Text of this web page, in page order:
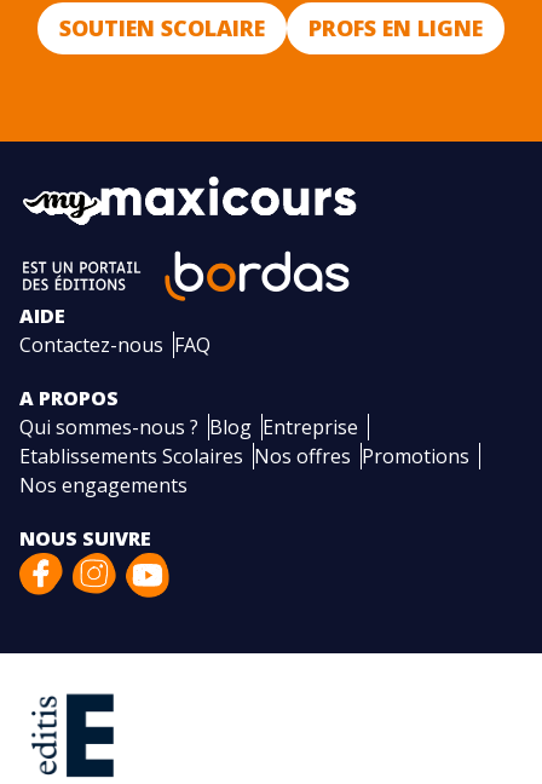
SOUTIEN SCOLAIRE PROFS EN LIGNE
AIDE
Contactez-nous FAQ
A PROPOS
Qui sommes-nous ? Blog Entreprise
Etablissements Scolaires Nos offres Promotions
Nos engagements
NOUS SUIVRE